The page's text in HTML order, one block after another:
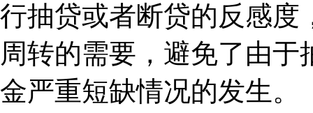
行抽贷或者断贷的反感度
周转的需要，避免了由
金严重短缺情况的发生。